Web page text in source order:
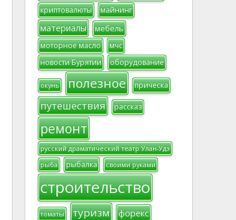
криптовалюты майнинг
материалы мебель
моторное масло
мчс
новости Бурятии
оборудование
окунь полезное прическа
путешествия рассказ
ремонт
русский драматический театр Улан-Удэ
рыба
рыбалка своими руками
строительство
томаты туризм форекс